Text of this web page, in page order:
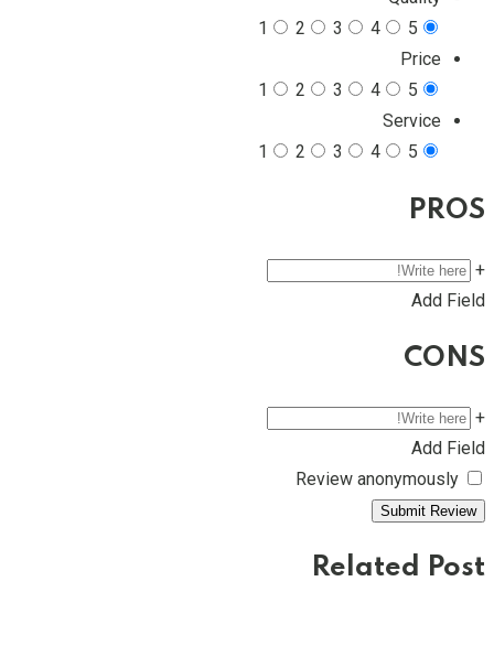
5
4
3
2
1
Price
5
4
3
2
1
Service
5
4
3
2
1
PROS
+
Add Field
CONS
+
Add Field
Review anonymously
Related Post